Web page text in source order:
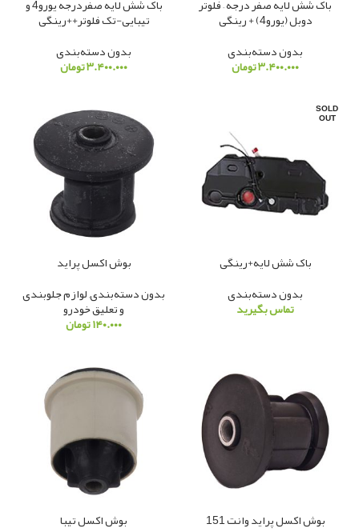
باک شش لایه صفر درجه – فلوتر
دوبل (یورو4) + رینگی
بدون دسته‌بندی
۳.۴۰۰.۰۰۰تومان
باک شش لایه صفردرجه یورو4 و
تیبایی-تک فلوتر++رینگی
بدون دسته‌بندی
۳.۴۰۰.۰۰۰تومان
SOLD
OUT
باک شش لایه+رینگی
بدون دسته‌بندی
تماس بگیرید
بوش اکسل پراید
بدون دسته‌بندی,لوازم جلوبندی
و تعلیق خودرو
۱۴۰.۰۰۰تومان
بوش اکسل پراید وانت 151
بوش اکسل تیبا